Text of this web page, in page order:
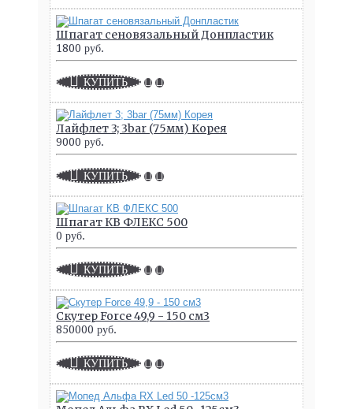
Шпагат сеновязальный Донпластик
1800 руб.
КУПИТЬ
Лайфлет 3; 3bar (75мм) Корея
9000 руб.
КУПИТЬ
Шпагат КВ ФЛЕКС 500
0 руб.
КУПИТЬ
Скутер Force 49,9 - 150 см3
850000 руб.
КУПИТЬ